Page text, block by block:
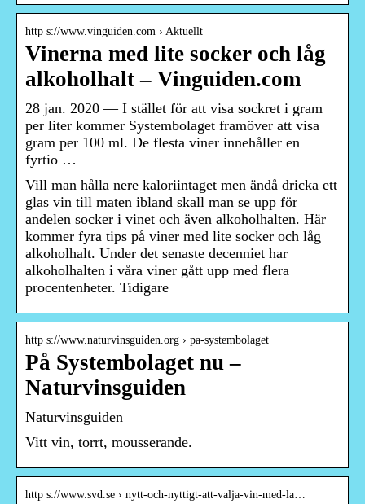
http s://www.vinguiden.com › Aktuellt
Vinerna med lite socker och låg
alkoholhalt – Vinguiden.com
28 jan. 2020 — I stället för att visa sockret i gram
per liter kommer Systembolaget framöver att visa
gram per 100 ml. De flesta viner innehåller en
fyrtio …
Vill man hålla nere kaloriintaget men ändå dricka ett
glas vin till maten ibland skall man se upp för
andelen socker i vinet och även alkoholhalten. Här
kommer fyra tips på viner med lite socker och låg
alkoholhalt. Under det senaste decenniet har
alkoholhalten i våra viner gått upp med flera
procentenheter. Tidigare
http s://www.naturvinsguiden.org › pa-systembolaget
På Systembolaget nu –
Naturvinsguiden
Naturvinsguiden
Vitt vin, torrt, mousserande.
http s://www.svd.se › nytt-och-nyttigt-att-valja-vin-med-la…